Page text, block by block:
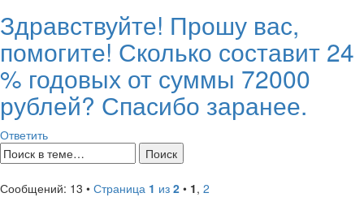
Здравствуйте! Прошу вас,
помогите! Сколько составит 24
% годовых от суммы 72000
рублей? Спасибо заранее.
Ответить
Сообщений: 13 • Страница 1 из 2 • 1, 2